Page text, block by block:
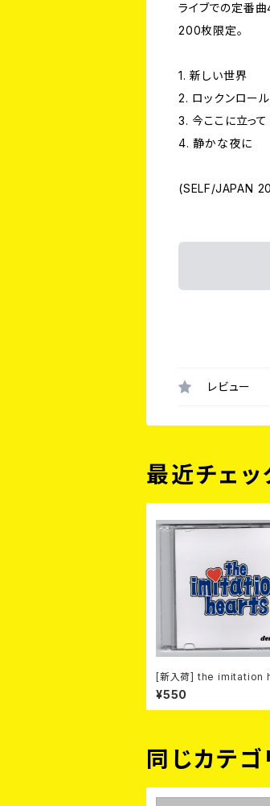
ライブでの定番曲
200枚限定。
1. 新しい世界
2. ロックンロー
3. 今ここに立って
4. 静かな夜に
(SELF/JAPAN
レビュー
最近チェッ
[新入荷] the imitation
/ demo ep (CD-R)
¥550
同じカテ